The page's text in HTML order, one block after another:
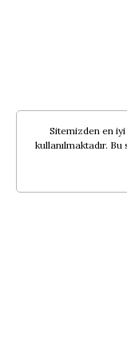
Sitemizden en
kullanılmaktadır.